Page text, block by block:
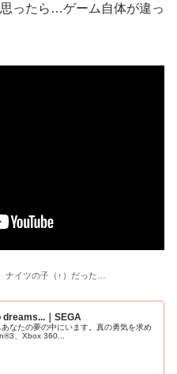
ったら…ゲーム自体が違っ
ナイツの子（↑）だった…
dreams...｜SEGA
なたの夢の中にいます。真の勇気を求め
、Xbox 360...